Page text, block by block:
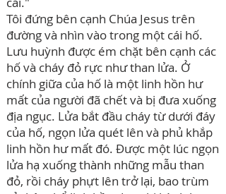
Tôi đứng bên cạnh Chúa Jesus trên
đường và nhìn vào trong một cái hố.
Lưu huỳnh được ém chặt bên cạnh các
hố và cháy đỏ rực như than lửa. Ở
chính giữa của hố là một linh hồn hư
mất của người đã chết và bị đưa xuống
địa ngục. Lửa bắt đầu cháy từ dưới đáy
của hố, ngọn lửa quét lên và phủ khắp
linh hồn hư mất đó. Được một lúc ngọn
lửa hạ xuống thành những mẫu than
đỏ, rồi cháy phựt lên trở lại, bao trùm